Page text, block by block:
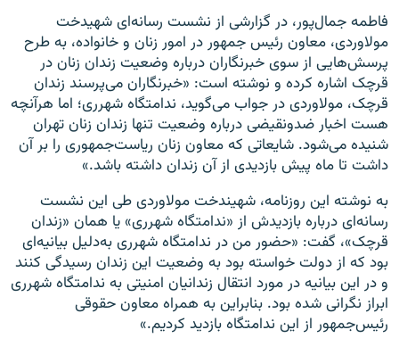
فاطمه جمال‌پور، در گزارشی از نشست رسانه‌ای شهیدخت
مولاوردی، معاون رئیس جمهور در امور زنان و خانواده، به طرح
پرسش‌هایی از سوی خبرنگاران درباره وضعیت زندان زنان در
قرچک اشاره کرده و نوشته است: «خبرنگاران می‌پرسند زندان
قرچک، مولاوردی در جواب می‌گوید، ندامتگاه شهرری؛ اما هرآنچه
هست اخبار ضدونقیضی درباره وضعیت تنها زندان زنان تهران
شنیده می‌شود. شایعاتی که معاون زنان ریاست‌جمهوری را بر آن
داشت تا ماه پیش بازدیدی از آن زندان داشته باشد.»
به نوشته این روزنامه، شهیندخت مولاوردی طی این نشست
رسانه‌ای درباره بازدیدش از «ندامتگاه شهرری» یا‌‌ همان «زندان
قرچک»، گفت: «حضور من در ندامتگاه شهرری به‌دلیل بیانیه‌ای
بود که از دولت خواسته بود به وضعیت این زندان رسیدگی کنند
و در این بیانیه در مورد انتقال زندانیان امنیتی به ندامتگاه شهرری
ابراز نگرانی شده بود. بنابراین به همراه معاون حقوقی
رئیس‌جمهور از این ندامتگاه بازدید کردیم.»